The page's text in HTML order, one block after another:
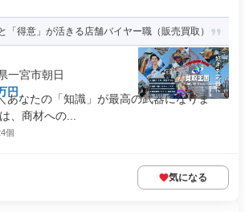
「得意」が活きる店舗バイヤー職（販売買取）
一宮市朝日
円
あなたの「知識」が最高の武器になりま
、商材への...
個
気になる